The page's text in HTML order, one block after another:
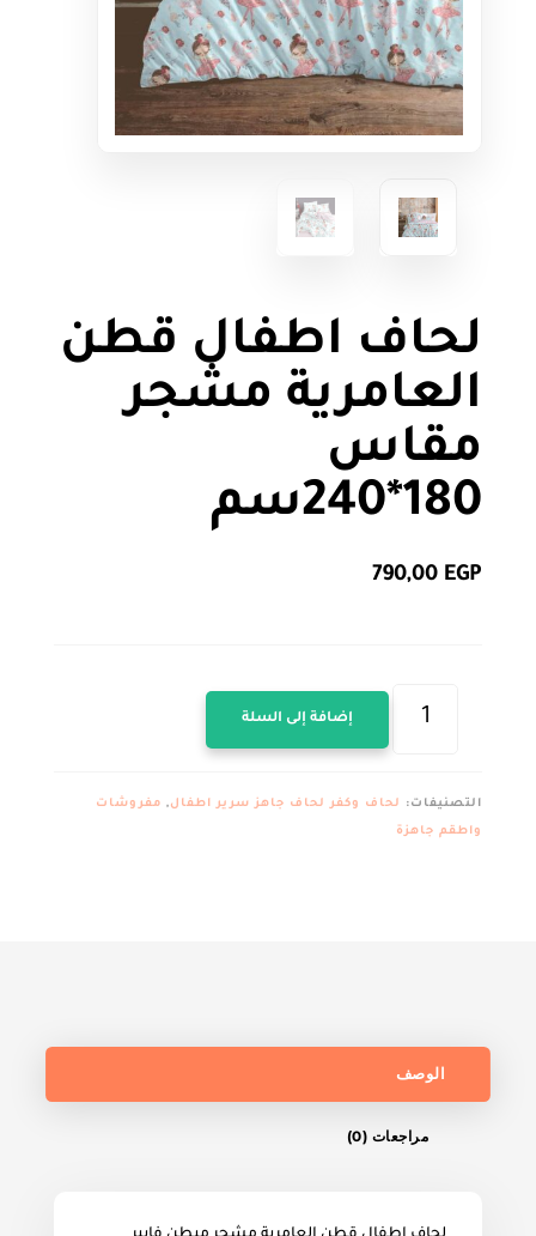
لحاف اطفال قطن
العامرية مشجر
مقاس
180*240سم
790,00 EGP
لحاف
العامرية
مشجر
إضافة إلى السلة
التصنيفات: لحاف وكفر لحاف جاهز سرير اطفال, مفروشات
واطقم جاهزة
الوصف
مراجعات (0)